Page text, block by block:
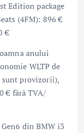
Edition package
(4FM): 896 €
€
anului
WLTP de
sunt provizorii),
€ fără TVA/
din BMW i3